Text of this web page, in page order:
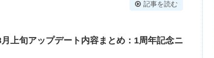
記事を読む
月上旬アップデート内容まとめ：1周年記念ニ